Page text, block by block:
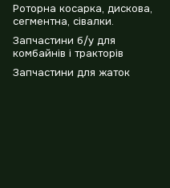
Роторна косарка, дискова,
сегментна, сівалки.
Запчастини б/у для
комбайнів і тракторів
Запчастини для жаток